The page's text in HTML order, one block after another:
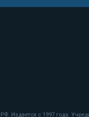
Издается с 1997 года.